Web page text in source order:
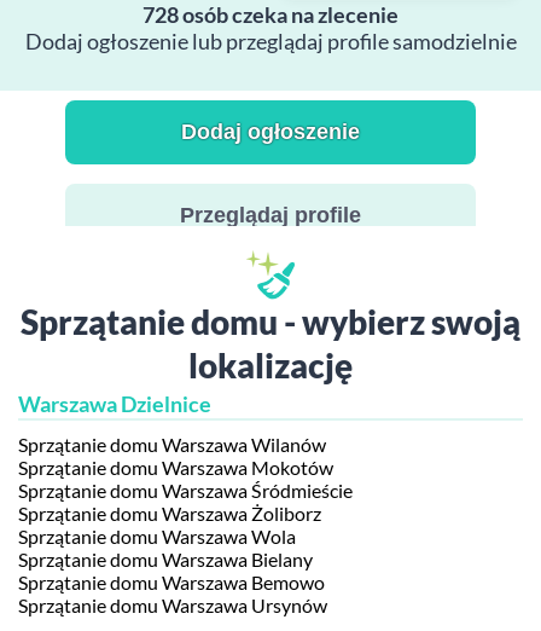
728 osób czeka na zlecenie
Dodaj ogłoszenie lub przeglądaj profile samodzielnie
Dodaj ogłoszenie
Przeglądaj profile
Sprzątanie domu - wybierz swoją
lokalizację
Warszawa Dzielnice
Sprzątanie domu Warszawa Wilanów
Sprzątanie domu Warszawa Mokotów
Sprzątanie domu Warszawa Śródmieście
Sprzątanie domu Warszawa Żoliborz
Sprzątanie domu Warszawa Wola
Sprzątanie domu Warszawa Bielany
Sprzątanie domu Warszawa Bemowo
Sprzątanie domu Warszawa Ursynów